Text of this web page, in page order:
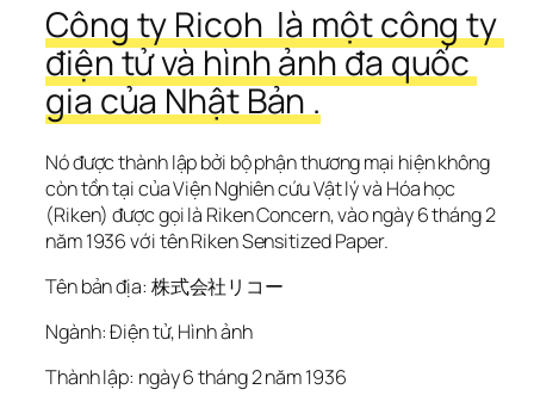
Công ty Ricoh  là một công ty
điện tử và hình ảnh đa quốc
gia của Nhật Bản .
Nó được thành lập bởi bộ phận thương mại hiện không
còn tồn tại của Viện Nghiên cứu Vật lý và Hóa học
(Riken) được gọi là Riken Concern, vào ngày 6 tháng 2
năm 1936 với tên Riken Sensitized Paper.
Tên bản địa: 株式会社リコー
Ngành: Điện tử, Hình ảnh
Thành lập: ngày 6 tháng 2 năm 1936